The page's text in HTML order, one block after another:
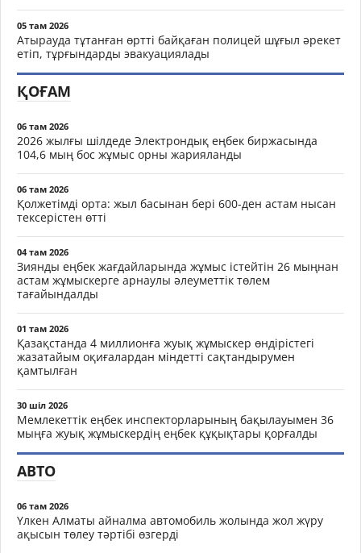
05 там 2026
Атырауда тұтанған өртті байқаған полицей шұғыл әрекет
етіп, тұрғындарды эвакуациялады
ҚОҒАМ
06 там 2026
2026 жылғы шілдеде Электрондық еңбек биржасында
104,6 мың бос жұмыс орны жарияланды
06 там 2026
Қолжетімді орта: жыл басынан бері 600-ден астам нысан
тексерістен өтті
04 там 2026
Зиянды еңбек жағдайларында жұмыс істейтін 26 мыңнан
астам жұмыскерге арнаулы әлеуметтік төлем
тағайындалды
01 там 2026
Қазақстанда 4 миллионға жуық жұмыскер өндірістегі
жазатайым оқиғалардан міндетті сақтандырумен
қамтылған
30 шіл 2026
Мемлекеттік еңбек инспекторларының бақылауымен 36
мыңға жуық жұмыскердің еңбек құқықтары қорғалды
АВТО
06 там 2026
Үлкен Алматы айналма автомобиль жолында жол жүру
ақысын төлеу тәртібі өзгерді